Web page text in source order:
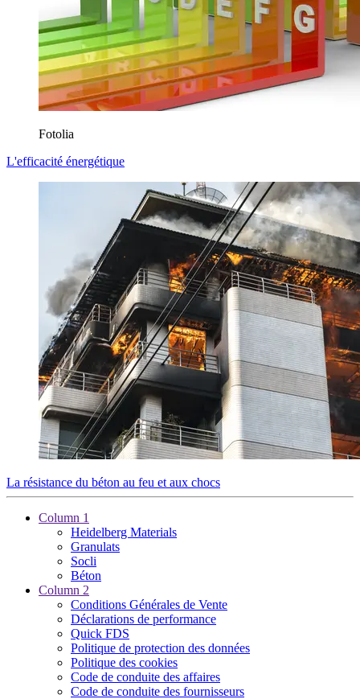
Fotolia
L'efficacité énergétique
La résistance du béton au feu et aux chocs
Column 1
Heidelberg Materials
Granulats
Socli
Béton
Column 2
Conditions Générales de Vente
Déclarations de performance
Quick FDS
Politique de protection des données
Politique des cookies
Code de conduite des affaires
Code de conduite des fournisseurs